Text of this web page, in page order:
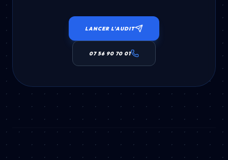
LANCER L'AUDIT
07 56 90 70 01